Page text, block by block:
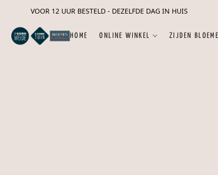
VOOR 12 UUR BESTELD - DEZELFDE DAG IN HUIS
HOME ONLINE WINKEL ZIJDEN